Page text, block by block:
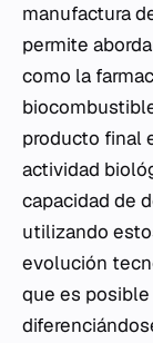
manufactura
permite
como la
producto final
actividad
capacidad de
utilizando
evolución
que es